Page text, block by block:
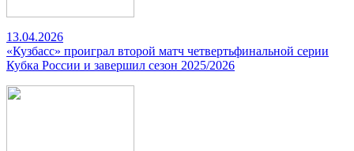
13.04.2026
«Кузбасс» проиграл второй матч четвертьфинальной серии
Кубка России и завершил сезон 2025/2026